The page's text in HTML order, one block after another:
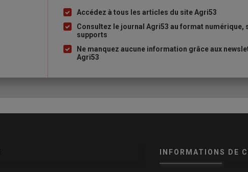
Liste
à
puce
Accédez à tous les articles du site Agri53
Consultez le journal Agri53 au format numérique,
supports
Ne manquez aucune information grâce aux
Agri53
INFORMATIONS DE